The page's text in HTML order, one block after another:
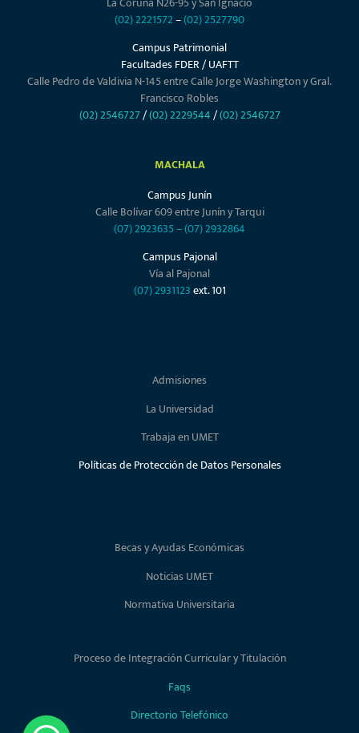
(02) 2221572–(02) 2527790
Campus Patrimonial
Facultades FDER / UAFTT
Calle Pedro de Valdivia N-145 entre Calle Jorge Washington y Gral.
Francisco Robles
(02) 2546727/(02) 2229544/(02) 2546727
MACHALA
Campus Junín
Calle Bolívar 609 entre Junín y Tarqui
(07) 2923635–(07) 2932864
Campus Pajonal
Vía al Pajonal
(07) 2931123ext. 101
Admisiones
La Universidad
Trabaja en UMET
Políticas de Protección de Datos Personales
Becas y Ayudas Económicas
Noticias UMET
Normativa Universitaria
Proceso de Integración Curricular y Titulación
Faqs
Directorio Telefónico